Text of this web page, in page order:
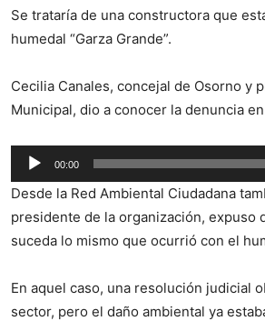
Se trataría de una constructora que
humedal “Garza Grande”.
Cecilia Canales, concejal de Osorno y
Municipal, dio a conocer la denuncia
Reproductor
de
audio
00:00
Desde la Red Ambiental Ciudadana
presidente de la organización, expuso
suceda lo mismo que ocurrió con el
En aquel caso, una resolución judicial
sector, pero el daño ambiental ya